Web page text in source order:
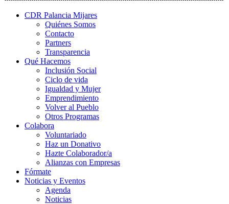
CDR Palancia Mijares
Quiénes Somos
Contacto
Partners
Transparencia
Qué Hacemos
Inclusión Social
Ciclo de vida
Igualdad y Mujer
Emprendimiento
Volver al Pueblo
Otros Programas
Colabora
Voluntariado
Haz un Donativo
Hazte Colaborador/a
Alianzas con Empresas
Fórmate
Noticias y Eventos
Agenda
Noticias